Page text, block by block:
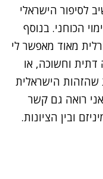
לסיפור הישראלי
הכוחני. בנוסף
מאוד מאפשר לי
דתית וחשוכה, או
הישראלית
רואה גם קשר
ובין הציונות.